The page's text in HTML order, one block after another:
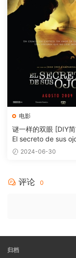
电影
谜一样的双眼 [DIY
El secreto de sus
1080p Blu-ray AVC
2024-06-30
评论 0
归档